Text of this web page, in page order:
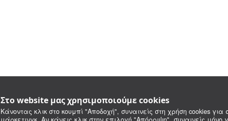
Στο website μας χρησιμοποιούμε cookies
Κάνοντας κλικ στο κουμπί "Αποδοχή", συναινείς στη χρήση cookies για